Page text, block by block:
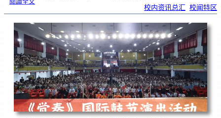
芙
获
际
物
理
赛
金
牌
！
校内资讯总汇 校闻特区